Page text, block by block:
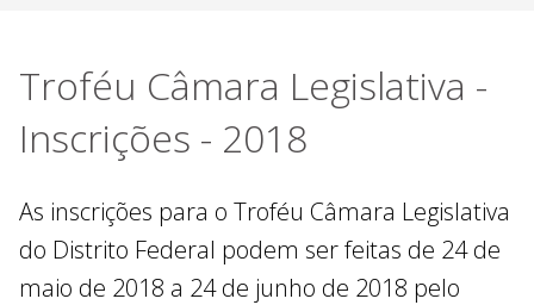
Troféu Câmara Legislativa -
Inscrições - 2018
As inscrições para o Troféu Câmara Legislativa
do Distrito Federal podem ser feitas de 24 de
maio de 2018 a 24 de junho de 2018 pelo